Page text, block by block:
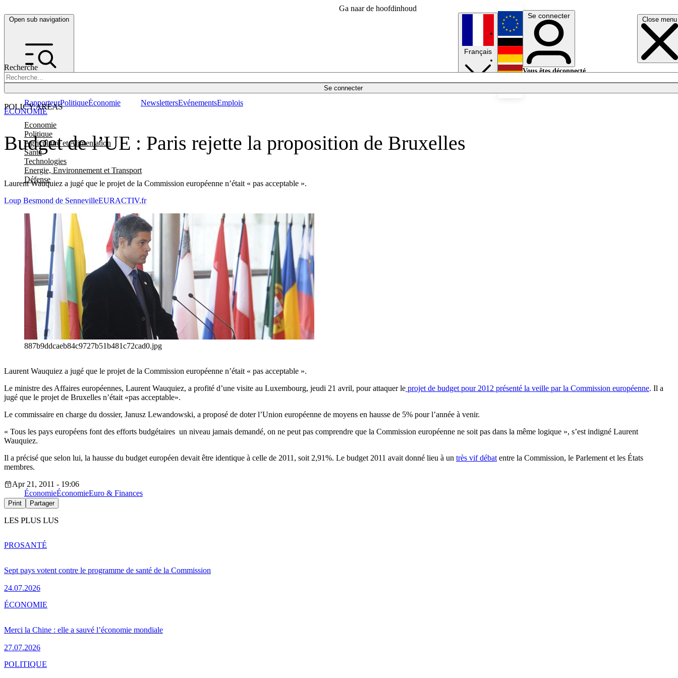
Ga naar de hoofdinhoud
Open sub navigation Close menu
Recherche
Se connecter
POLICY AREAS
Economie
Politique
Agriculture et Alimentation
Santé
Technologies
Energie, Environnement et Transport
Défense
RapporteurPolitiqueÉconomie NewslettersEvénementsEmplois
Français
English
Deutsch
Se connecter
Vous êtes déconnecté.
Budget de l’UE : Paris rejette la proposition de Bruxelles
Laurent Wauquiez a jugé que le projet de la Commission européenne n’était « pas acceptable ».
ÉCONOMIE
Loup Besmond de SennevilleEURACTIV.fr
887b9ddcaeb84c9727b51b481c72cad0.jpg
Laurent Wauquiez a jugé que le projet de la Commission européenne n’était « pas acceptable ».
Le ministre des Affaires européennes, Laurent Wauquiez, a profité d’une visite au Luxembourg, jeudi 21 avril, pour attaquer le projet de budget pour 2012 présenté la veille par la Commission européenne. Il a
jugé que le projet de Bruxelles n’était «pas acceptable».
Le commissaire en charge du dossier, Janusz Lewandowski, a proposé de doter l’Union européenne de moyens en hausse de 5% pour l’année à venir.
« Tous les pays européens font des efforts budgétaires un niveau jamais demandé, on ne peut pas comprendre que la Commission européenne ne soit pas dans la même logique », s’est indigné Laurent
Wauquiez.
Il a précisé que selon lui, la hausse du budget européen devait être identique à celle de 2011, soit 2,91%. Le budget 2011 avait donné lieu à un très vif débat entre la Commission, le Parlement et les États
membres.
Apr 21, 2011 - 19:06
ÉconomieÉconomieEuro & Finances
Print Partager
LES PLUS LUS
Sept pays votent contre le programme de santé de la Commission
24.07.2026
PROSANTÉ
Merci la Chine : elle a sauvé l’économie mondiale
27.07.2026
ÉCONOMIE
POLITIQUE